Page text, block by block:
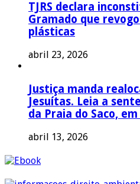
TJRS declara
Gramado que
plásticas
abril 23, 2026
Justiça manda
Jesuítas. Leia a
da Praia do Saco,
abril 13, 2026